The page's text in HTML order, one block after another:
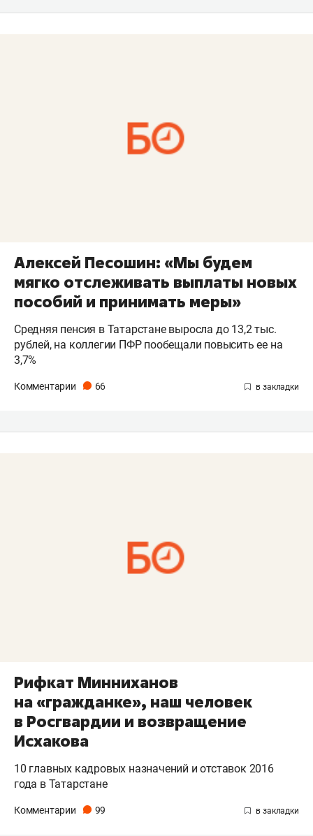
Алексей Песошин: «Мы будем
мягко отслеживать выплаты новых
пособий и принимать меры»
Средняя пенсия в Татарстане выросла до 13,2 тыс.
рублей, на коллегии ПФР пообещали повысить ее на
3,7%
Комментарии 66
Рифкат Минниханов
на «гражданке», наш человек
в Росгвардии и возвращение
Исхакова
10 главных кадровых назначений и отставок 2016
года в Татарстане
Комментарии 99